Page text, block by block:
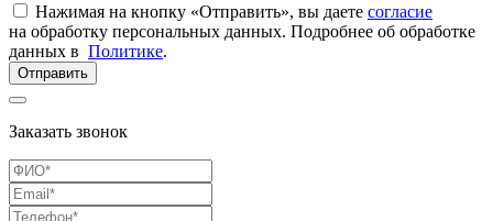
Нажимая на кнопку «Отправить», вы даете согласие
на обработку персональных данных. Подробнее об обработке
данных в Политике.
Отправить
Заказать звонок